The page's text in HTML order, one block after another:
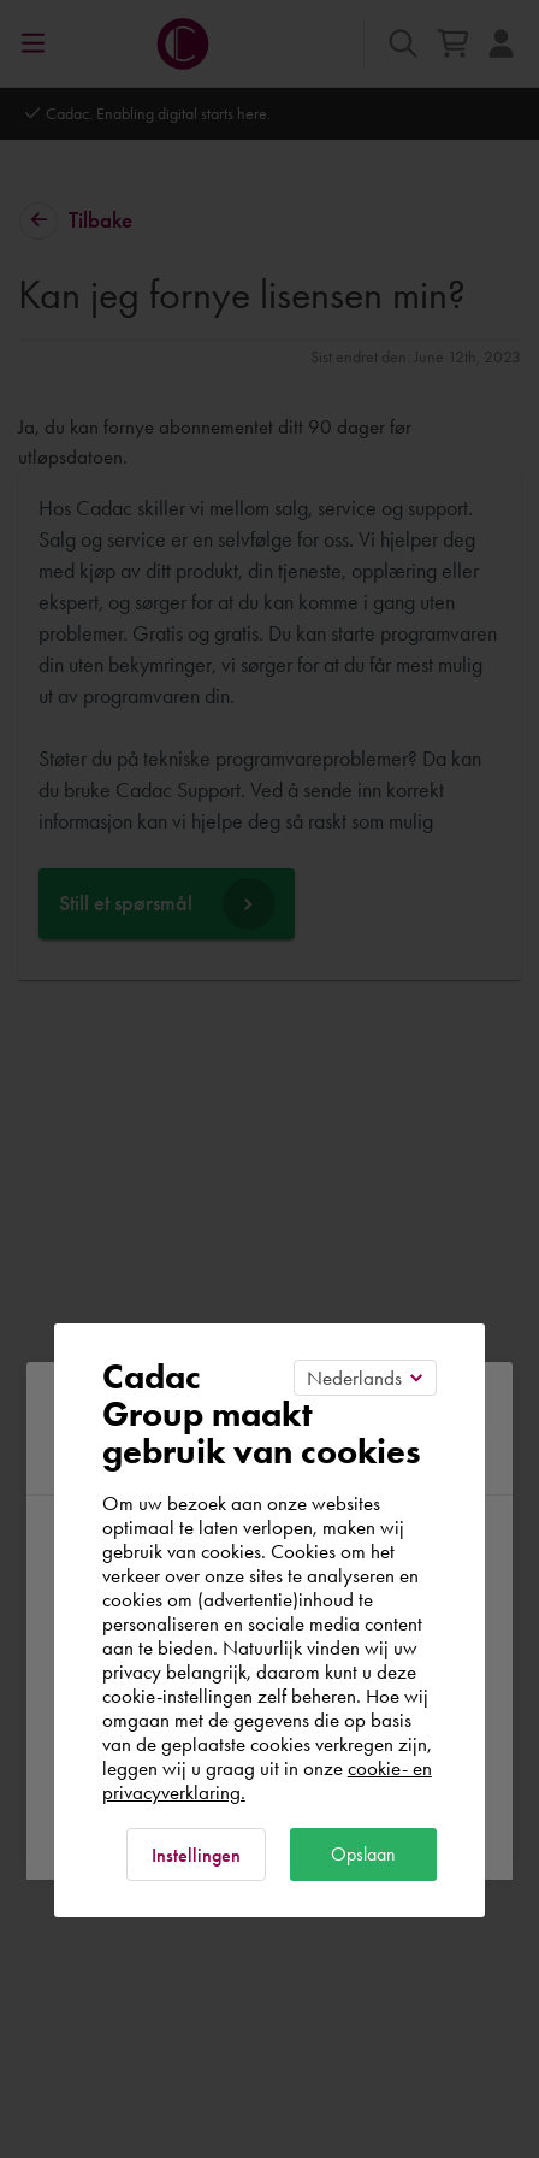
Autodesk Platinum Partner
Tilbake
Kan jeg fornye lisensen min?
Sist endret den: June 12th, 2023
Ja, du kan fornye abonnementet ditt 90 dager før
utløpsdatoen.
Hos Cadac skiller vi mellom salg, service og support.
Salg og service er en selvfølge for oss. Vi hjelper deg
med kjøp av ditt produkt, din tjeneste, opplæring eller
ekspert, og sørger for at du kan komme i gang uten
problemer. Gratis og gratis. Du kan starte programvaren
din uten bekymringer, vi sørger for at du får mest mulig
ut av programvaren din.
Støter du på tekniske programvareproblemer? Da kan
du bruke Cadac Support. Ved å sende inn korrekt
informasjon kan vi hjelpe deg så raskt som mulig
Still et spørsmål
Please confirm your current
region
According to us you are situated in Rest of
the world. Please confirm in which country
you wish to shop.
Norge Rest of the world
Cadac
Group maakt
gebruik van cookies
Om uw bezoek aan onze websites
optimaal te laten verlopen, maken wij
gebruik van cookies. Cookies om het
verkeer over onze sites te analyseren en
cookies om (advertentie)inhoud te
personaliseren en sociale media content
aan te bieden. Natuurlijk vinden wij uw
privacy belangrijk, daarom kunt u deze
cookie-instellingen zelf beheren. Hoe wij
omgaan met de gegevens die op basis
van de geplaatste cookies verkregen zijn,
leggen wij u graag uit in onze cookie- en
privacyverklaring.
Instellingen Opslaan